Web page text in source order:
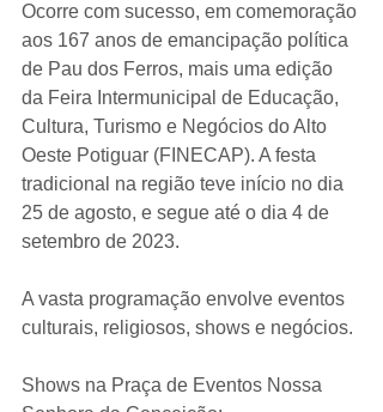
Ocorre com sucesso, em comemoração
aos 167 anos de emancipação política
de Pau dos Ferros, mais uma edição
da Feira Intermunicipal de Educação,
Cultura, Turismo e Negócios do Alto
Oeste Potiguar (FINECAP). A festa
tradicional na região teve início no dia
25 de agosto, e segue até o dia 4 de
setembro de 2023.
A vasta programação envolve eventos
culturais, religiosos, shows e negócios.
Shows na Praça de Eventos Nossa